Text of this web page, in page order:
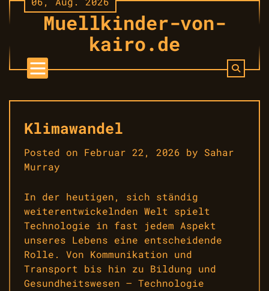
Skip
to
Muellkinder-von-
kairo.de
Klimawandel
Posted on Februar 22, 2026 by Sahar
Murray
In der heutigen, sich ständig
weiterentwickelnden Welt spielt
Technologie in fast jedem Aspekt
unseres Lebens eine entscheidende
Rolle. Von Kommunikation und
Transport bis hin zu Bildung und
Gesundheitswesen – Technologie